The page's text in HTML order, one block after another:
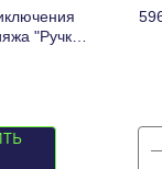
"Ручка